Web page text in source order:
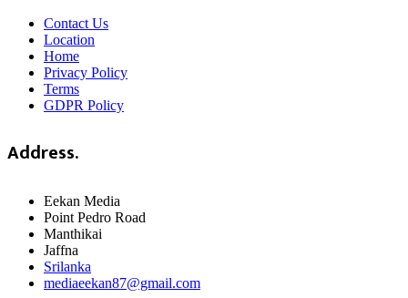
Contact Us
Location
Home
Privacy Policy
Terms
GDPR Policy
Address.
Eekan Media
Point Pedro Road
Manthikai
Jaffna
Srilanka
mediaeekan87@gmail.com